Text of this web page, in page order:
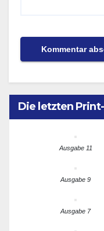
Die letzten
Ausgabe 11
Ausgabe 9
Ausgabe 7